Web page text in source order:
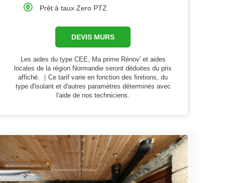
Prêt à taux Zero PTZ
DEVIS MURS
Les aides du type CEE, Ma prime Rénov' et aides
locales de la région Normandie seront déduites du prix
affiché. ｜Ce tarif varie en fonction des finitions, du
type d'isolant et d'autres paramètres déterminés avec
l'aide de nos techniciens.